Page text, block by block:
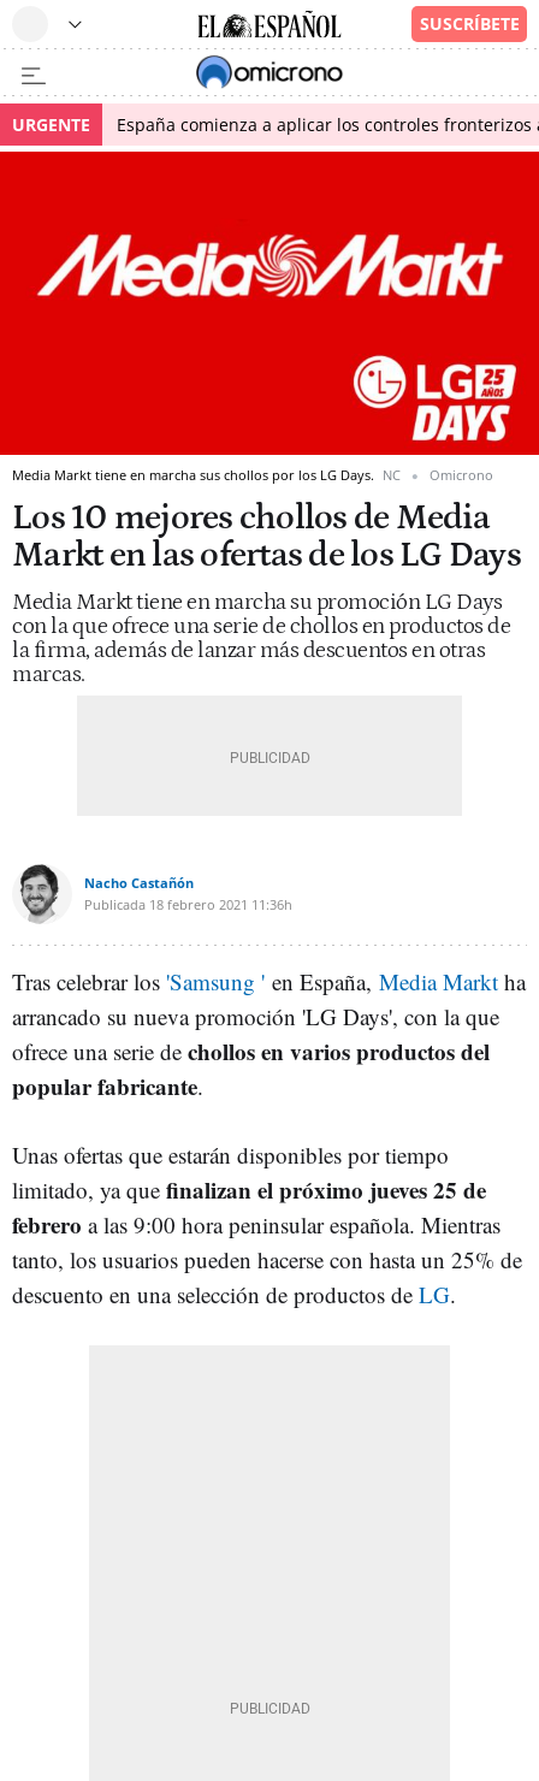
URGENTE España comienza a aplicar los controles
Media Markt tiene en marcha sus chollos por los LG Days. NC Omicrono
Los 10 mejores chollos de Media
Markt en las ofertas de los LG Days
Media Markt tiene en marcha su promoción LG Days
con la que ofrece una serie de chollos en productos de
la firma, además de lanzar más descuentos en otras
marcas.
Nacho Castañón
Publicada 18 febrero 2021 11:36h
Tras celebrar los 'Samsung ' en España, Media Markt ha
arrancado su nueva promoción 'LG Days', con la que
ofrece una serie de chollos en varios productos del
popular fabricante.
Unas ofertas que estarán disponibles por tiempo
limitado, ya que finalizan el próximo jueves 25 de
febrero a las 9:00 hora peninsular española. Mientras
tanto, los usuarios pueden hacerse con hasta un 25% de
descuento en una selección de productos de LG.